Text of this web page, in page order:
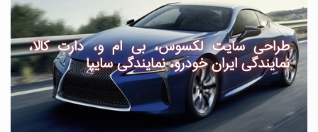
طراحی سایت لکسوس، بی ام و، دارت کالا،
نمایندگی ایران خودرو، نمایندگی سایپا